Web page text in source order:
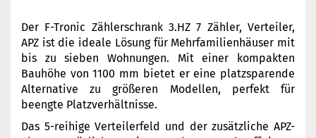
Der F-Tronic Zählerschrank 3.HZ 7 Zähler, Verteiler,
APZ ist die ideale Lösung für Mehrfamilienhäuser mit
bis zu sieben Wohnungen. Mit einer kompakten
Bauhöhe von 1100 mm bietet er eine platzsparende
Alternative zu größeren Modellen, perfekt für
beengte Platzverhältnisse.
Das 5-reihige Verteilerfeld und der zusätzliche APZ-